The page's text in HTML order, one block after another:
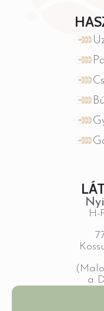
H-
a